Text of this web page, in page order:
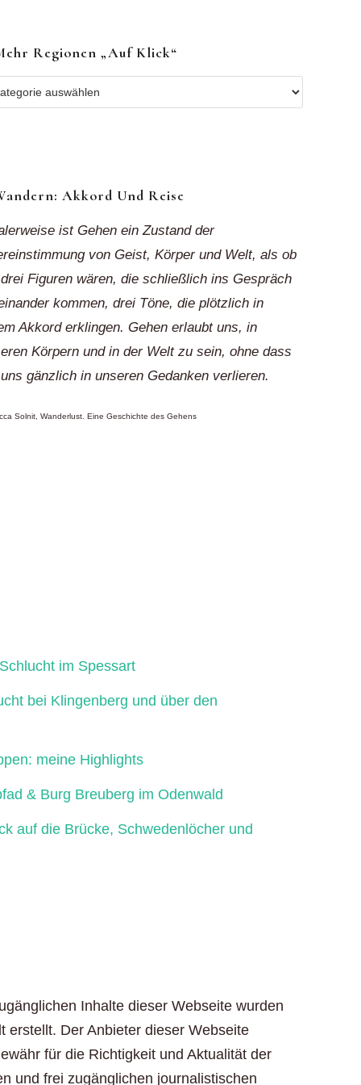
Regionen „auf Klick“
Akkord Und Reise
ist Gehen ein Zustand der
von Geist, Körper und Welt, als ob
Figuren wären, die schließlich ins Gespräch
kommen, drei Töne, die plötzlich in
Akkord erklingen. Gehen erlaubt uns, in
Körpern und in der Welt zu sein, ohne dass
gänzlich in unseren Gedanken verlieren.
Solnit, Wanderlust. Eine Geschichte des Gehens
im Spessart
bei Klingenberg und über den
meine Highlights
& Burg Breuberg im Odenwald
auf die Brücke, Schwedenlöcher und
Inhalte dieser Webseite wurden
erstellt. Der Anbieter dieser Webseite
für die Richtigkeit und Aktualität der
und frei zugänglichen journalistischen